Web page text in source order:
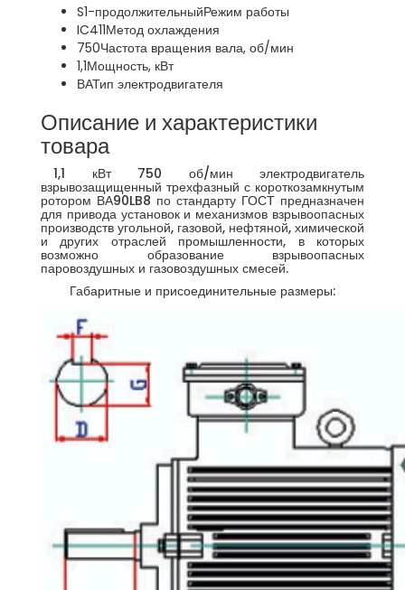
S1-продолжительныйРежим работы
IC411Метод охлаждения
750Частота вращения вала, об/мин
1,1Мощность, кВт
ВАТип электродвигателя
Описание и характеристики
товара
1,1 кВт 750 об/мин электродвигатель
взрывозащищенный трехфазный с короткозамкнутым
ротором ВА90LB8 по стандарту ГОСТ предназначен
для привода установок и механизмов взрывоопасных
производств угольной, газовой, нефтяной, химической
и других отраслей промышленности, в которых
возможно образование взрывоопасных
паровоздушных и газовоздушных смесей.
Габаритные и присоединительные размеры: